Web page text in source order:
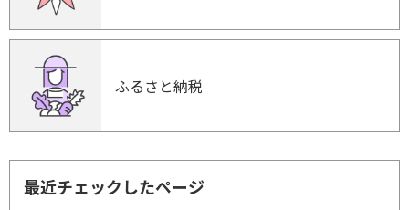
ふるさと納税
最近チェックしたページ